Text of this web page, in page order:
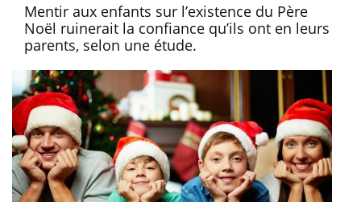
Mentir aux enfants sur l’existence du Père
Noël ruinerait la confiance qu’ils ont en leurs
parents, selon une étude.